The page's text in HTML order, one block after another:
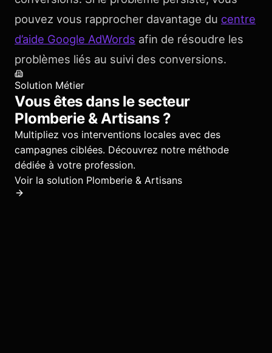
pouvez vous rapprocher davantage du centre
d’aide Google AdWords afin de résoudre les
problèmes liés au suivi des conversions.
Solution Métier
Vous êtes dans le secteur
Plomberie & Artisans?
Multipliez vos interventions locales avec des
campagnes ciblées. Découvrez notre méthode
dédiée à votre profession.
Voir la solution Plomberie & Artisans